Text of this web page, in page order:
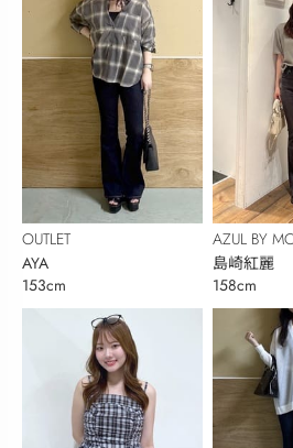
OUTLET
AYA
153cm
AZUL BY
島崎紅麗
158cm